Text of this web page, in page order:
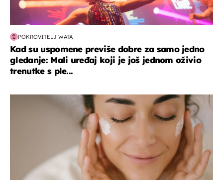
POKROVITELJ WATA
Kad su uspomene previše dobre za samo jedno
gledanje: Mali uređaj koji je još jednom oživio
trenutke s ple...
moda & ljepota